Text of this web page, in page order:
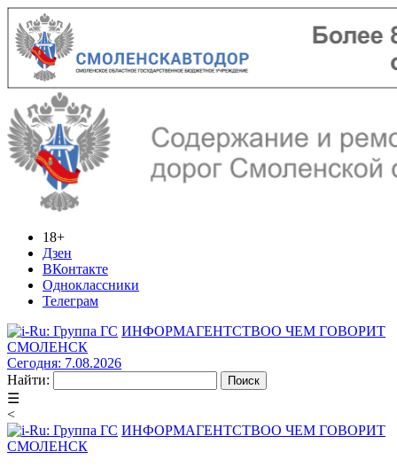
18+
Дзен
ВКонтакте
Одноклассники
Телеграм
ИНФОРМАГЕНТСТВОО ЧЕМ ГОВОРИТ
СМОЛЕНСК
Сегодня: 7.08.2026
Найти:
☰
<
ИНФОРМАГЕНТСТВОО ЧЕМ ГОВОРИТ
СМОЛЕНСК